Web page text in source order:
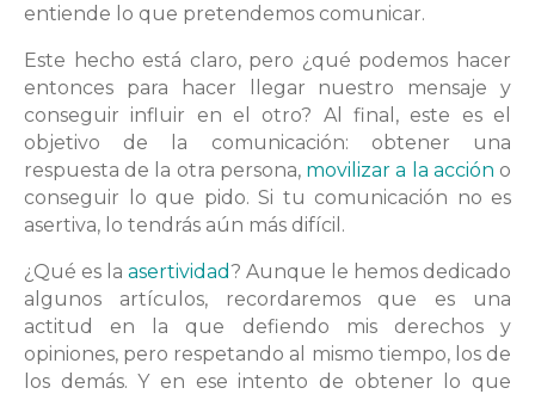
entiende lo que pretendemos comunicar.
Este hecho está claro, pero ¿qué podemos hacer
entonces para hacer llegar nuestro mensaje y
conseguir influir en el otro? Al final, este es el
objetivo de la comunicación: obtener una
respuesta de la otra persona, movilizar a la acción o
conseguir lo que pido. Si tu comunicación no es
asertiva, lo tendrás aún más difícil.
¿Qué es la asertividad? Aunque le hemos dedicado
algunos artículos, recordaremos que es una
actitud en la que defiendo mis derechos y
opiniones, pero respetando al mismo tiempo, los de
los demás. Y en ese intento de obtener lo que